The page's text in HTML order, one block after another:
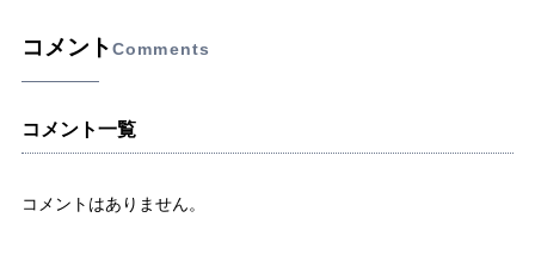
コメントComments
コメント一覧
コメントはありません。